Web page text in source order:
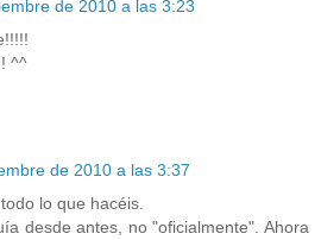
de 2010 a las 3:23
^^
de 2010 a las 3:37
lo que hacéis.
desde antes, no "oficialmente". Ahora